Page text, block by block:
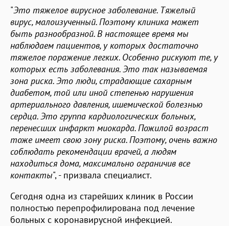
"Это тяжелое вирусное заболевание. Тяжелый
вирус, малоизученный. Поэтому клиника может
быть разнообразной. В настоящее время мы
наблюдаем пациентов, у которых достаточно
тяжелое поражение легких. Особенно рискуют те, у
которых есть заболевания. Это так называемая
зона риска. Это люди, страдающие сахарным
диабетом, той или иной степенью нарушения
артериального давления, ишемической болезнью
сердца. Это группа кардиологических больных,
перенесших инфаркт миокарда. Пожилой возраст
тоже имеет свою зону риска. Поэтому, очень важно
соблюдать рекомендации врачей, а людям
находиться дома, максимально ограничив все
контакты", - призвала специалист.
Сегодня одна из старейших клиник в России
полностью перепрофилирована под лечение
больных с коронавирусной инфекцией.